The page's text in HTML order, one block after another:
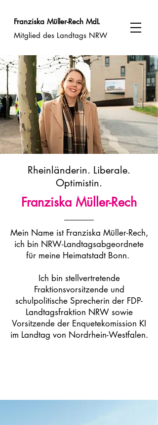
Franziska Müller-Rech MdL
Mitglied des Landtags NRW
Rheinländerin. Liberale.
Optimistin.
Franziska Müller-Rech
Mein Name ist Franziska Müller-Rech,
ich bin NRW-Landtagsabgeordnete
für meine Heimatstadt Bonn.
Ich bin stellvertretende
Fraktionsvorsitzende und
schulpolitische Sprecherin der FDP-
Landtagsfraktion NRW sowie
Vorsitzende der Enquetekomission KI
im Landtag von Nordrhein-Westfalen.